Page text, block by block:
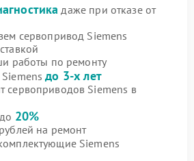
даже при отказе от
сервопривод Siemens
работы по ремонту
Siemensдо 3-х лет
сервоприводов Siemens в
20%
на ремонт
Siemens